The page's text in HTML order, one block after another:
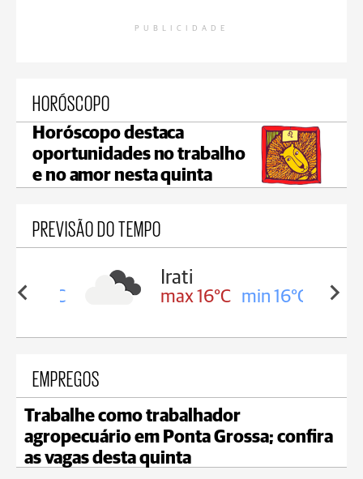
PUBLICIDADE
HORÓSCOPO
Horóscopo destaca
oportunidades no trabalho
e no amor nesta quinta
PREVISÃO DO TEMPO
17°C
Irati
max 16°C min 16°C
EMPREGOS
Trabalhe como trabalhador
agropecuário em Ponta Grossa; confira
as vagas desta quinta